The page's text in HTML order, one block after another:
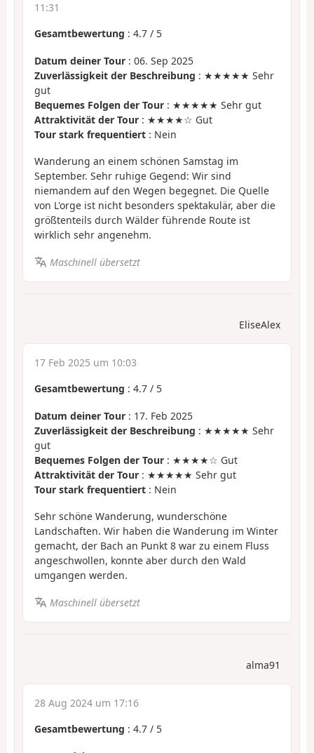
11:31
Gesamtbewertung : 4.7 / 5
Datum deiner Tour : 06. Sep 2025
Zuverlässigkeit der Beschreibung : ★★★★★ Sehr
gut
Bequemes Folgen der Tour : ★★★★★ Sehr gut
Attraktivität der Tour : ★★★★☆ Gut
Tour stark frequentiert : Nein
Wanderung an einem schönen Samstag im
September. Sehr ruhige Gegend: Wir sind
niemandem auf den Wegen begegnet. Die Quelle
von L'orge ist nicht besonders spektakulär, aber die
größtenteils durch Wälder führende Route ist
wirklich sehr angenehm.
Maschinell übersetzt
EliseAlex
17 Feb 2025 um 10:03
Gesamtbewertung : 4.7 / 5
Datum deiner Tour : 17. Feb 2025
Zuverlässigkeit der Beschreibung : ★★★★★ Sehr
gut
Bequemes Folgen der Tour : ★★★★☆ Gut
Attraktivität der Tour : ★★★★★ Sehr gut
Tour stark frequentiert : Nein
Sehr schöne Wanderung, wunderschöne
Landschaften. Wir haben die Wanderung im Winter
gemacht, der Bach an Punkt 8 war zu einem Fluss
angeschwollen, konnte aber durch den Wald
umgangen werden.
Maschinell übersetzt
alma91
28 Aug 2024 um 17:16
Gesamtbewertung : 4.7 / 5